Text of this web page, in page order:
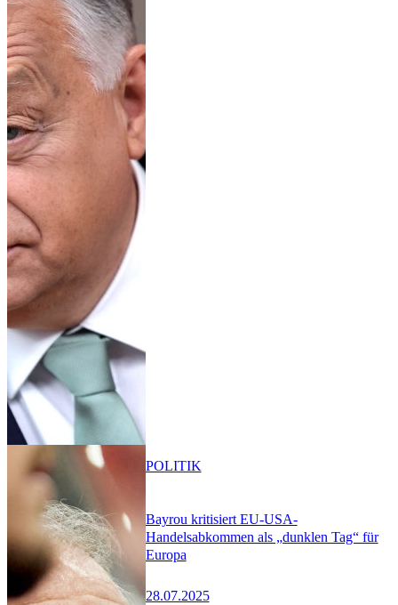
Bayrou kritisiert EU-USA-
Handelsabkommen als „dunklen Tag“ für
Europa
28.07.2025
POLITIK